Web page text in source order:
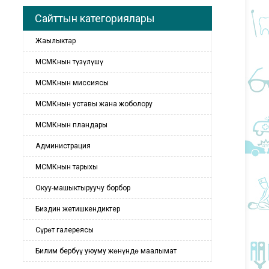
Сайттын категориялары
Жаңылыктар
МСМКнын түзүлүшү
МСМКнын миссиясы
МСМКнын уставы жана жоболору
МСМКнын пландары
Администрация
МСМКнын тарыхы
Окуу-машыктыруучу борбор
Биздин жетишкендиктер
Сүрөт галереясы
Билим бербүү уюуму жөнүндө маалымат